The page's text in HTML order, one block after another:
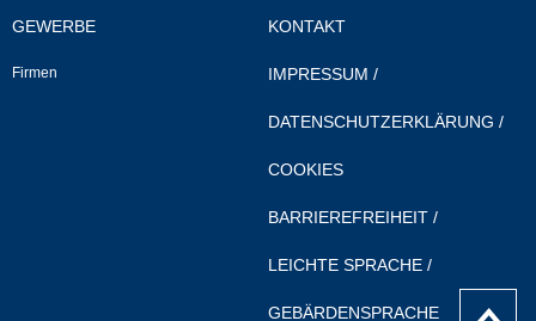
Bürgerservice
GEWERBE
Firmen
KONTAKT
IMPRESSUM /
DATENSCHUTZERKLÄRUNG /
COOKIES
BARRIEREFREIHEIT /
LEICHTE SPRACHE /
GEBÄRDENSPRACHE